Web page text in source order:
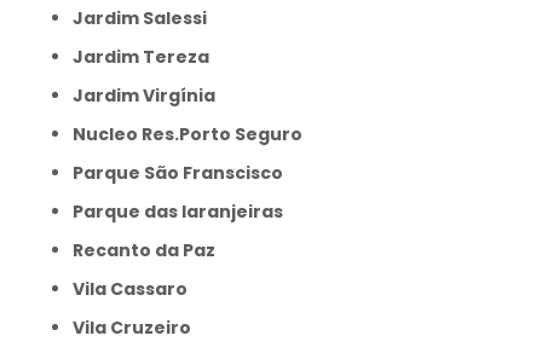
Jardim Salessi
Jardim Tereza
Jardim Virgínia
Nucleo Res.Porto Seguro
Parque São Franscisco
Parque das laranjeiras
Recanto da Paz
Vila Cassaro
Vila Cruzeiro